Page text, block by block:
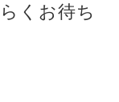
くお待ち